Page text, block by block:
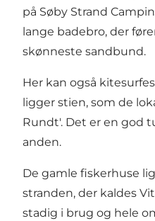
på Søby Strand
lange badebro, der
skønneste sandbund.
Her kan også
ligger stien, som de
Rundt'. Det er en god
anden.
De gamle fiskerhuse
stranden, der kaldes
stadig i brug og hele